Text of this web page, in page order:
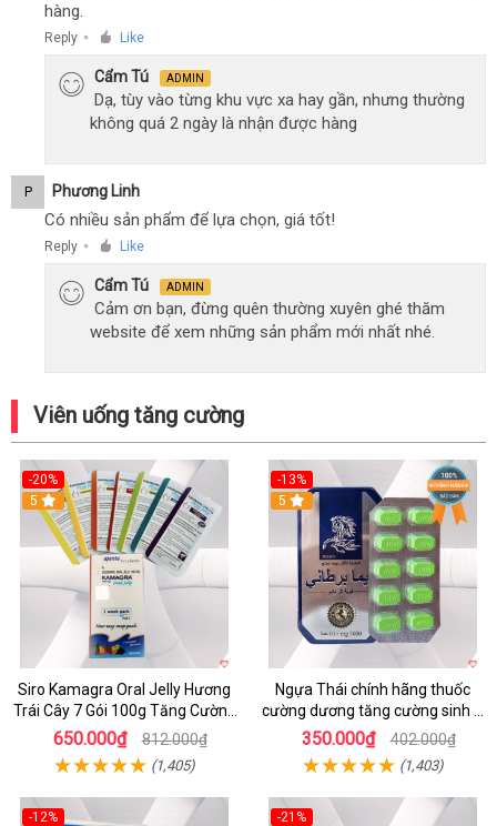
hàng.
Reply ● Like
Cẩm Tú ADMIN
Dạ, tùy vào từng khu vực xa hay gần, nhưng thường
không quá 2 ngày là nhận được hàng
P Phương Linh
Có nhiều sản phẩm để lựa chọn, giá tốt!
Reply ● Like
Cẩm Tú ADMIN
Cảm ơn bạn, đừng quên thường xuyên ghé thăm
website để xem những sản phẩm mới nhất nhé.
Viên uống tăng cường
-20%
5
Siro Kamagra Oral Jelly Hương
Trái Cây 7 Gói 100g Tăng Cường
Sinh Lý Nam
650.000₫ 812.000₫
(1,405)
-13%
Hot
5
Ngựa Thái chính hãng thuốc
cường dương tăng cường sinh lý
nam hộp 10 viên
350.000₫ 402.000₫
(1,403)
-12% -21%